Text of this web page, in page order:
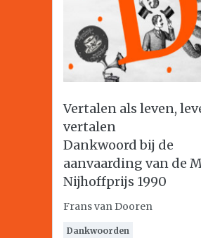
Vertalen als leven,
vertalen
Dankwoord bij de
aanvaarding van de
Nijhoffprijs 1990
Frans van Dooren
Dankwoorden